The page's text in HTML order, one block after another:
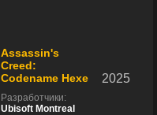
Assassin's
Creed:
Codename Hexe
Разработчики:
Ubisoft Montreal
2025